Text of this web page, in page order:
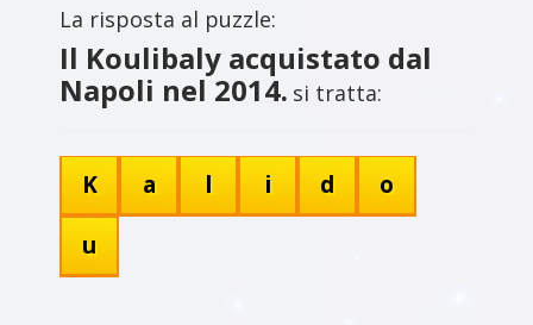
La risposta al puzzle:
Il Koulibaly acquistato dal
Napoli nel 2014. si tratta:
K a l i d
o
u